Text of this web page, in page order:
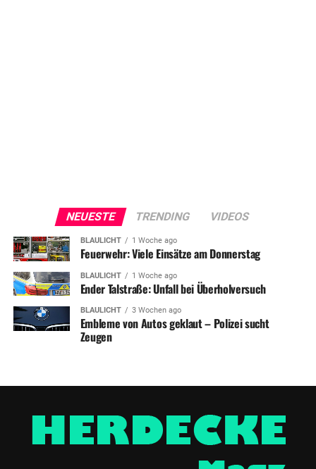
NEUESTE TRENDING VIDEOS
BLAULICHT 1 Woche ago
Feuerwehr: Viele Einsätze am Donnerstag
BLAULICHT 1 Woche ago
Ender Talstraße: Unfall bei Überholversuch
BLAULICHT 3 Wochen ago
Embleme von Autos geklaut – Polizei sucht
Zeugen